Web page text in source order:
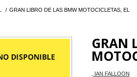
/ GRAN LIBRO DE LAS BMW MOTOCICLETAS, EL
GRAN
, IAN FALLOON